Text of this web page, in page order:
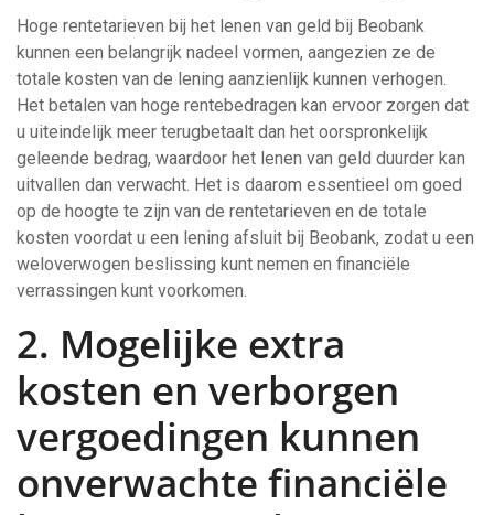
Hoge rentetarieven bij het lenen van geld bij Beobank
kunnen een belangrijk nadeel vormen, aangezien ze de
totale kosten van de lening aanzienlijk kunnen verhogen.
Het betalen van hoge rentebedragen kan ervoor zorgen dat
u uiteindelijk meer terugbetaalt dan het oorspronkelijk
geleende bedrag, waardoor het lenen van geld duurder kan
uitvallen dan verwacht. Het is daarom essentieel om goed
op de hoogte te zijn van de rentetarieven en de totale
kosten voordat u een lening afsluit bij Beobank, zodat u een
weloverwogen beslissing kunt nemen en financiële
verrassingen kunt voorkomen.
2. Mogelijke extra
kosten en verborgen
vergoedingen kunnen
onverwachte financiële